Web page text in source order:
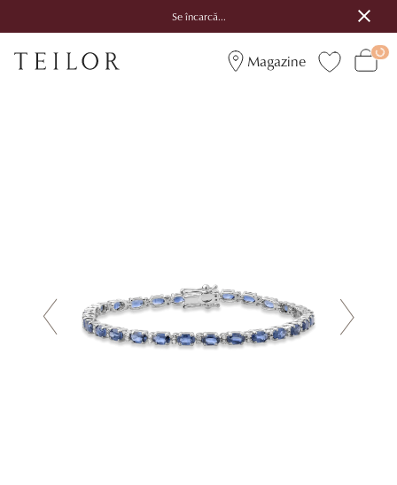
Se încarcă...
Magazine